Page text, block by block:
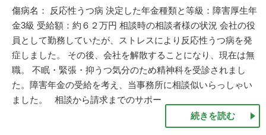
傷病名： 反応性うつ病 決定した年金種類と等級：障害厚生年
金3級 受給額：約６２万円 相談時の相談者様の状況 会社の役
員として勤務していたが、ストレスにより反応性うつ病を発
症しました。 その後、会社を解散することになり、現在は無
職。 不眠・緊張・抑うつ気分のため精神科を受診されまし
た。障害年金の受給を考え、当事務所に相談似いらっしゃい
ました。 相談から請求までのサポー
続きを読む